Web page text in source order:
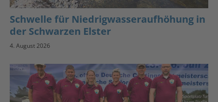
Schwelle für Niedrigwasseraufhöhung in
der Schwarzen Elster
4. August 2026